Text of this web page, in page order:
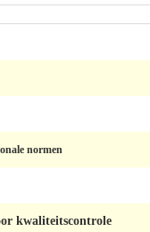
normen
kwaliteitscontrole